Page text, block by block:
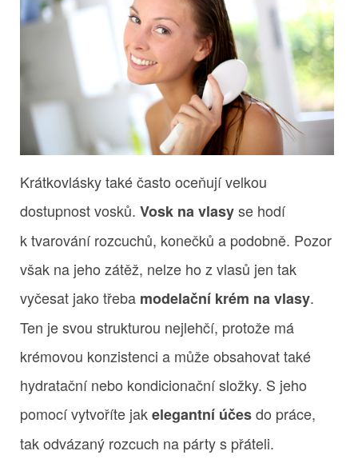
Krátkovlásky také často oceňují velkou
dostupnost vosků. Vosk na vlasyse hodí
k tvarování rozcuchů, konečků a podobně. Pozor
však na jeho zátěž, nelze ho z vlasů jen tak
vyčesat jako třeba modelační krém na vlasy.
Ten je svou strukturou nejlehčí, protože má
krémovou konzistenci a může obsahovat také
hydratační nebo kondicionační složky. S jeho
pomocí vytvoříte jakelegantní účesdo práce,
tak odvázaný rozcuch na párty s přáteli.